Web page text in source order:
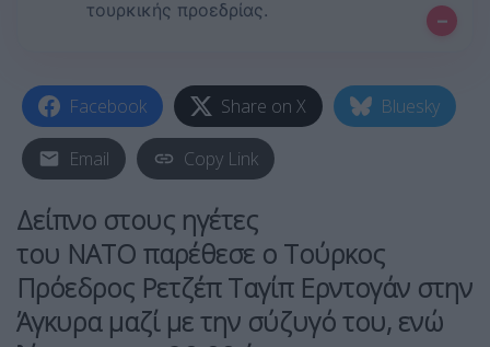
τουρκικής προεδρίας.
–
Facebook Share on X Bluesky
Email Copy Link
Δείπνο στους ηγέτες
του ΝΑΤΟ παρέθεσε ο Τούρκος
Πρόεδρος Ρετζέπ Ταγίπ Ερντογάν στην
Άγκυρα μαζί με την σύζυγό του, ενώ